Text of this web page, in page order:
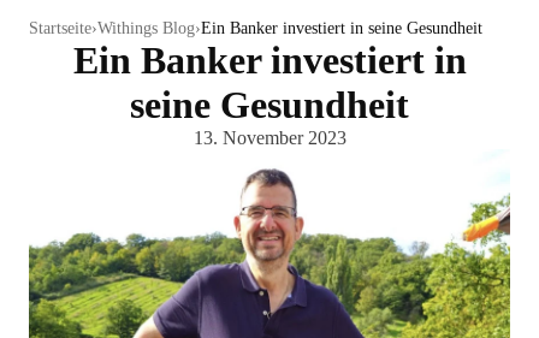
Startseite Withings Blog Ein Banker investiert in seine Gesundheit
Ein Banker investiert in
seine Gesundheit
13. November 2023